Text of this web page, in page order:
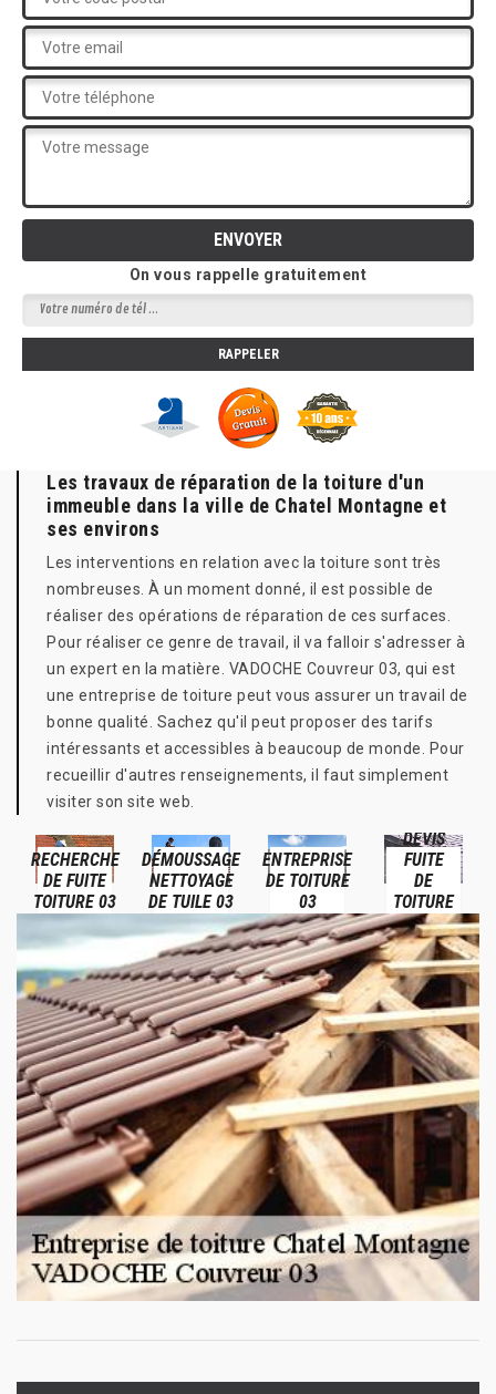
On vous rappelle gratuitement
Les travaux de réparation de la toiture d'un
immeuble dans la ville de Chatel Montagne et
ses environs
Les interventions en relation avec la toiture sont très
nombreuses. À un moment donné, il est possible de
réaliser des opérations de réparation de ces surfaces.
Pour réaliser ce genre de travail, il va falloir s'adresser à
un expert en la matière. VADOCHE Couvreur 03, qui est
une entreprise de toiture peut vous assurer un travail de
bonne qualité. Sachez qu'il peut proposer des tarifs
intéressants et accessibles à beaucoup de monde. Pour
recueillir d'autres renseignements, il faut simplement
visiter son site web.
RECHERCHE
DE FUITE
TOITURE 03
DÉMOUSSAGE
NETTOYAGE
DE TUILE 03
ENTREPRISE
DE TOITURE
03
DEVIS
FUITE
DE
TOITURE
03